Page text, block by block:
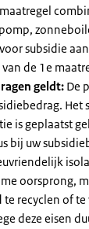
subsidie
de 1e
geldt: De
Het
is geplaatst
bij uw
oorsprong,
recyclen of
deze eisen